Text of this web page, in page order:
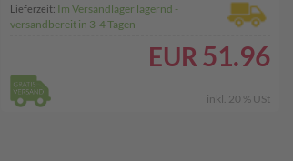
Lieferzeit: Im Versandlager lagernd -
versandbereit in 3-4 Tagen
EUR 51.96
inkl. 20 % USt